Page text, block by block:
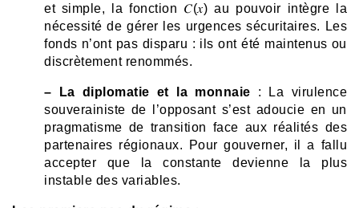
et simple, la fonction 𝐶(𝑥) au pouvoir intègre la
nécessité de gérer les urgences sécuritaires. Les
fonds n’ont pas disparu : ils ont été maintenus ou
discrètement renommés.
– La diplomatie et la monnaie : La virulence
souverainiste de l’opposant s’est adoucie en un
pragmatisme de transition face aux réalités des
partenaires régionaux. Pour gouverner, il a fallu
accepter que la constante devienne la plus
instable des variables.